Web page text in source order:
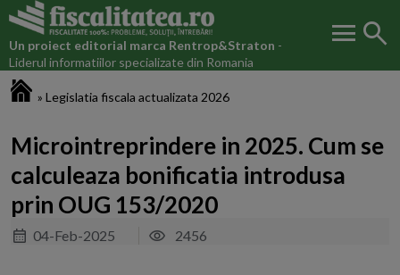
Un proiect editorial marca Rentrop&Straton -
Liderul informatiilor specializate din Romania
menu search
» Legislatia fiscala actualizata 2026
Microintreprindere in 2025. Cum se
calculeaza bonificatia introdusa
prin OUG 153/2020
04-Feb-2025 2456